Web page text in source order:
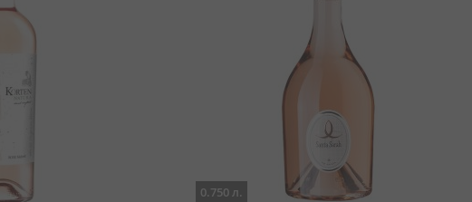
0.750 л.